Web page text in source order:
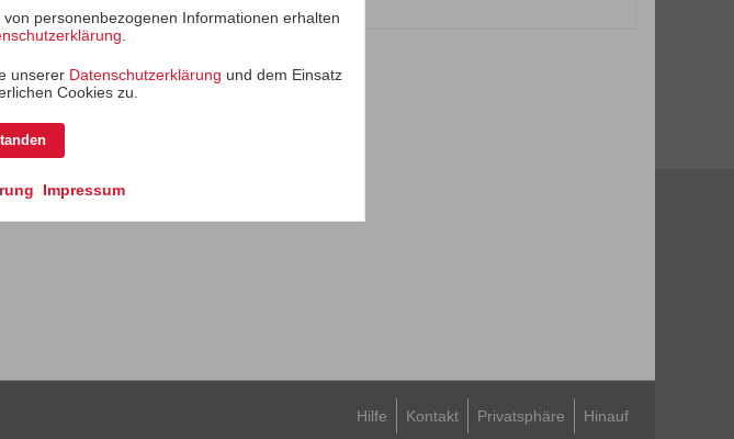
Hilfe Kontakt Privatsphäre Hinauf
personenbezogenen Informationen erhalten
unserer Datenschutzerklärung und dem Einsatz
Cookies zu.
Impressum